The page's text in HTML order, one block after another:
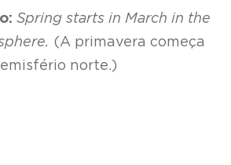
Spring starts in March in the
(A primavera começa
norte.)